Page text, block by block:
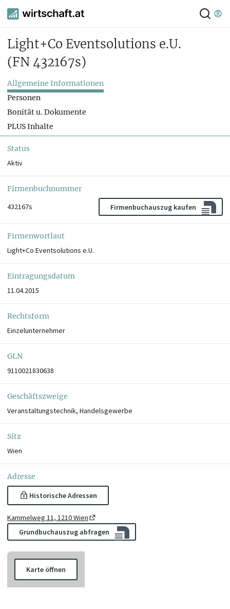
Light+Co Eventsolutions e.U.
(FN 432167s)
Allgemeine Informationen
Personen
Bonität u. Dokumente
PLUS Inhalte
Status
Aktiv
Firmenbuchnummer
432167s
Firmenbuchauszug kaufen
Firmenwortlaut
Light+Co Eventsolutions e.U.
Eintragungsdatum
11.04.2015
Rechtsform
Einzelunternehmer
GLN
9110021830638
Geschäftszweige
Veranstaltungstechnik, Handelsgewerbe
Sitz
Wien
Adresse
Historische Adressen
Kammelweg 11, 1210 Wien
Grundbuchauszug abfragen
Karte öffnen